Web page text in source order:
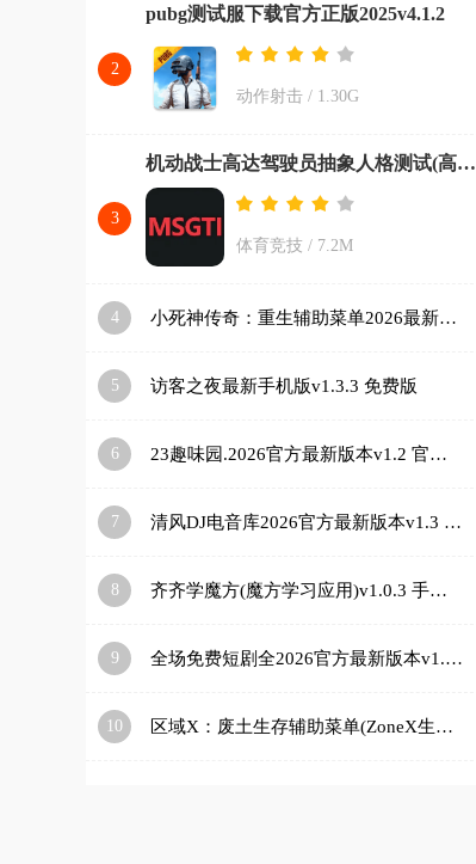
2
pubg测试服下载官方正版2025v4.1.2
动作射击 / 1.30G
3
机动战士高达驾驶员抽象人格测试(高达人格测试app)v1.0 安卓版
体育竞技 / 7.2M
4 小死神传奇：重生辅助菜单2026最新版本v1.2.24 免费版
5 访客之夜最新手机版v1.3.3 免费版
6 23趣味园.2026官方最新版本v1.2 官方正版
7 清风DJ电音库2026官方最新版本v1.3 官方正版
8 齐齐学魔方(魔方学习应用)v1.0.3 手机版
9 全场免费短剧全2026官方最新版本v1.0.0 免费版
10 区域X：废土生存辅助菜单(ZoneX生存游戏)v1.1.2 官方正版